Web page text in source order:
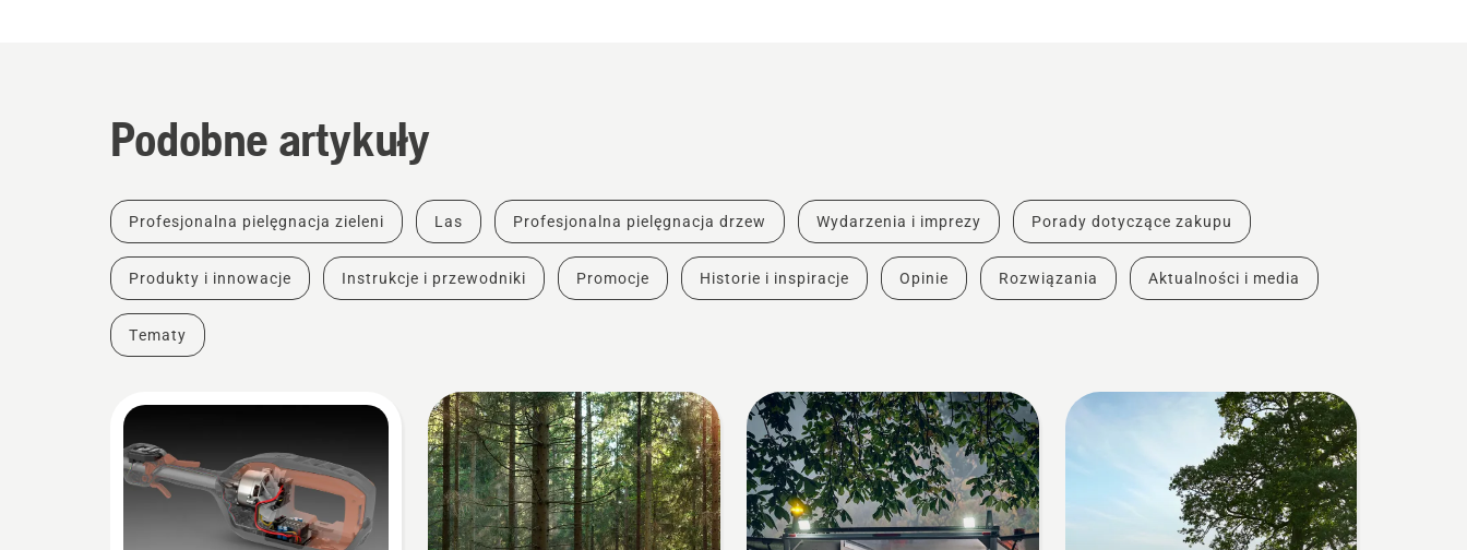
Podobne artykuły
Profesjonalna pielęgnacja zieleni Las Profesjonalna pielęgnacja drzew Wydarzenia i imprezy Porady dotyczące zakupu
Produkty i innowacje Instrukcje i przewodniki Promocje Historie i inspiracje Opinie Rozwiązania Aktualności i media
Tematy